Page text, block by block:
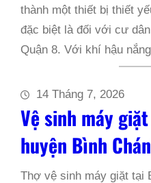
thành một thiết bị thiết
đặc biệt là đối với cư
Quận 8. Với khí hậu
14 Tháng 7, 2026
Vệ sinh máy
huyện Bình
Thợ vệ sinh máy giặt tại